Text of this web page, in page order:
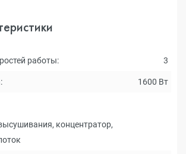
работы: 3
1600 Вт
концентратор,